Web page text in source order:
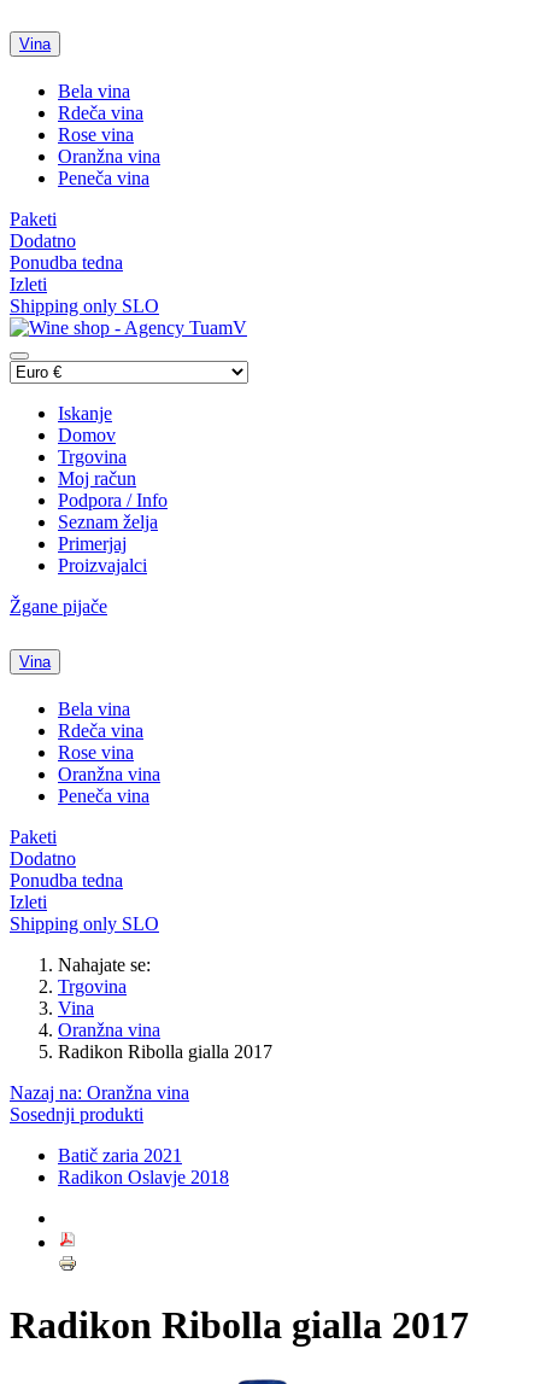
Vina
Bela vina
Rdeča vina
Rose vina
Oranžna vina
Peneča vina
Paketi
Dodatno
Ponudba tedna
Izleti
Shipping only SLO
Iskanje
Domov
Trgovina
Moj račun
Podpora / Info
Seznam želja
Primerjaj
Proizvajalci
Žgane pijače
Vina
Bela vina
Rdeča vina
Rose vina
Oranžna vina
Peneča vina
Paketi
Dodatno
Ponudba tedna
Izleti
Shipping only SLO
Nahajate se:
Trgovina
Vina
Oranžna vina
Radikon Ribolla gialla 2017
Nazaj na: Oranžna vina
Sosednji produkti
Batič zaria 2021
Radikon Oslavje 2018
Radikon Ribolla gialla 2017